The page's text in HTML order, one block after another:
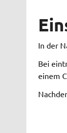
In der
Bei
einem